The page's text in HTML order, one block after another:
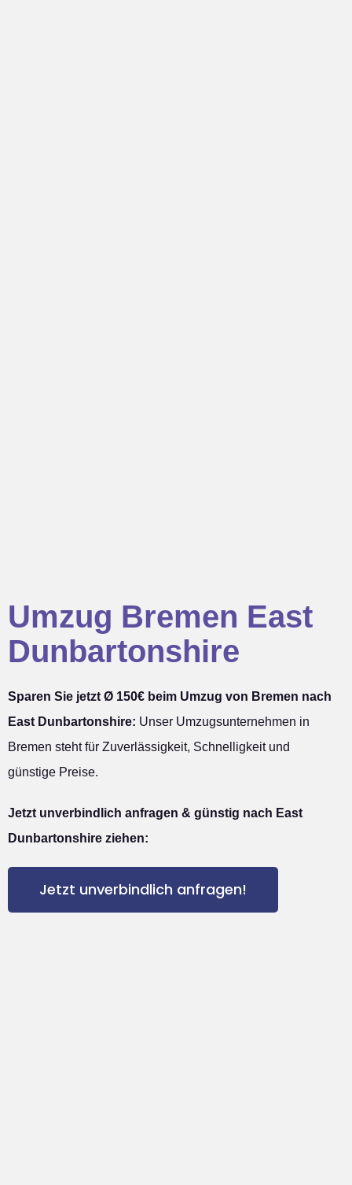
Umzug Bremen East
Dunbartonshire
Sparen Sie jetzt Ø 150€ beim Umzug von Bremen nach
East Dunbartonshire: Unser Umzugsunternehmen in
Bremen steht für Zuverlässigkeit, Schnelligkeit und
günstige Preise.
Jetzt unverbindlich anfragen & günstig nach East
Dunbartonshire ziehen:
Jetzt unverbindlich anfragen!